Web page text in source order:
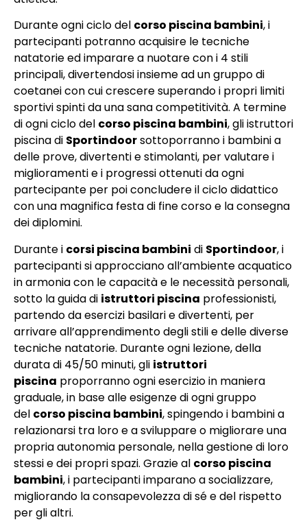
Durante ogni ciclo del corso piscina bambini, i
partecipanti potranno acquisire le tecniche
natatorie ed imparare a nuotare con i 4 stili
principali, divertendosi insieme ad un gruppo di
coetanei con cui crescere superando i propri limiti
sportivi spinti da una sana competitività. A termine
di ogni ciclo del corso piscina bambini, gli istruttori
piscina di Sportindoorsottoporranno i bambini a
delle prove, divertenti e stimolanti, per valutare i
miglioramenti e i progressi ottenuti da ogni
partecipante per poi concludere il ciclo didattico
con una magnifica festa di fine corso e la consegna
dei diplomini.
Durante i corsi piscina bambini di Sportindoor, i
partecipanti si approcciano all’ambiente acquatico
in armonia con le capacità e le necessità personali,
sotto la guida di istruttori piscina professionisti,
partendo da esercizi basilari e divertenti, per
arrivare all’apprendimento degli stili e delle diverse
tecniche natatorie. Durante ogni lezione, della
durata di 45/50 minuti, gli istruttori
piscina proporranno ogni esercizio in maniera
graduale, in base alle esigenze di ogni gruppo
del corso piscina bambini, spingendo i bambini a
relazionarsi tra loro e a sviluppare o migliorare una
propria autonomia personale, nella gestione di loro
stessi e dei propri spazi. Grazie al corso piscina
bambini, i partecipanti imparano a socializzare,
migliorando la consapevolezza di sé e del rispetto
per gli altri.